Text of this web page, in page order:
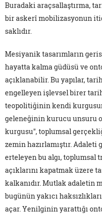
Buradaki araçsallaştırma,
bir askerî mobilizasyonun
saklıdır.
Mesiyanik tasarımların
hayatta kalma güdüsü ve
açıklanabilir. Bu yapılar,
engelleyen işlevsel birer
teopolitiğinin kendi
geleneğinin kurucu unsuru
kurgusu", toplumsal
zemin hazırlamıştır. Adaleti
erteleyen bu algı, toplumsal
açıklarını kapatmak üzere
kalkanıdır. Mutlak adaletin
bugünün yakıcı
açar. Yenilginin yarattığı